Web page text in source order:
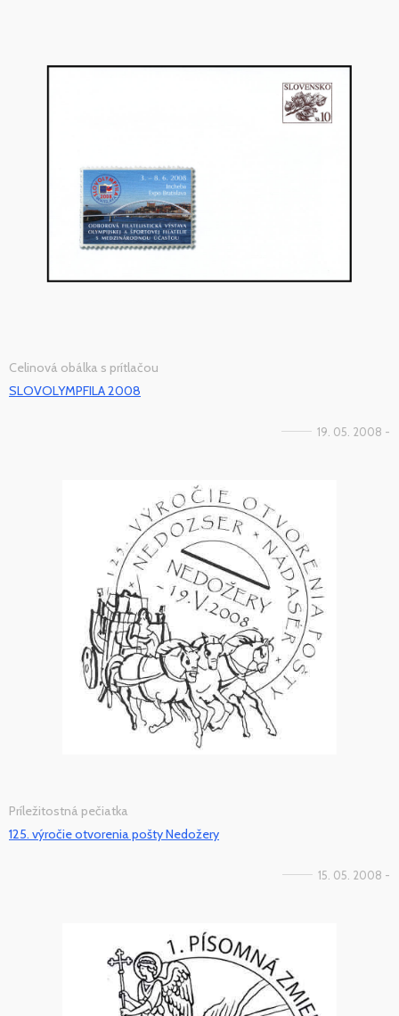
Celinová obálka s prítlačou
SLOVOLYMPFILA 2008
19. 05. 2008 -
Príležitostná pečiatka
125. výročie otvorenia pošty Nedožery
15. 05. 2008 -